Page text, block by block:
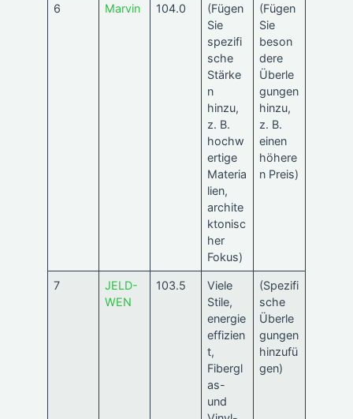
6 Marvin 104.0
(Fügen
Sie
spezifi
sche
Stärke
n
hinzu,
z. B.
hochw
ertige
Materia
lien,
archite
ktonisc
her
Fokus)
(Fügen
Sie
beson
dere
Überle
gungen
hinzu,
z. B.
einen
höhere
n Preis)
7
JELD-
WEN
103.5
Viele
Stile,
energie
effizien
t,
Fibergl
as-
und
(Spezifi
sche
Überle
gungen
hinzufü
gen)